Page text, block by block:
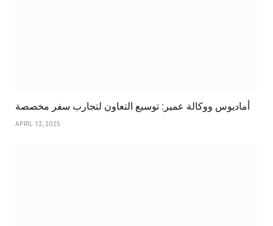
أماديوس ووكالة عمير: توسيع التعاون لتجارب سفر مخصصة
APRIL 12, 2025